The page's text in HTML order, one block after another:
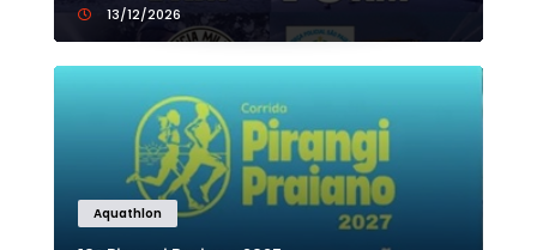
13/12/2026
Aquathlon